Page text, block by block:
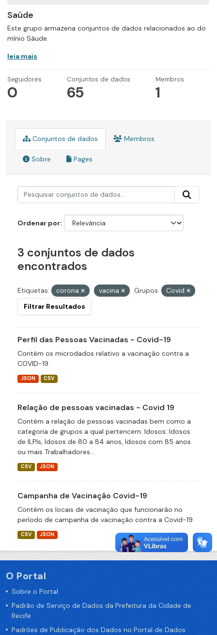
Saúde
Este grupo armazena conjuntos de dados relacionados ao do
mínio Sáude.
leia mais
Seguidores
0
Conjuntos de dados
65
Membros
1
Conjuntos de dados Membros
Sobre Pages
Ordenar por
3 conjuntos de dados
encontrados
Etiquetas: corona vacina Grupos:
Covid
Filtrar Resultados
Perfil das Pessoas Vacinadas - Covid-19
Contém os microdados relativo a vacinação contra a
COVID-19
JSON CSV
Relação de pessoas vacinadas - Covid 19
Contém a relação de pessoas vacinadas bem como a
categoria de grupos a qual pertencem. Idosos: Idosos
de ILPIs, Idosos de 80 a 84 anos, Idosos com 85 anos
ou mais Trabalhadores...
CSV JSON
Campanha de Vacinação Covid-19
Contém os locais de vacinação que funcionarão no
período de campanha de vacinação contra a Covid-19
CSV JSON
O Portal
Sobre o Portal
Padrão de Serviço de Dados da Prefeitura da Cidade de
Recife
Padrões de Publicação dos Dados no Portal de Dados